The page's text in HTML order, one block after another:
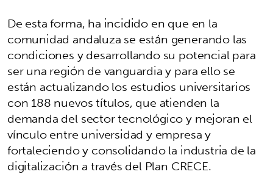
De esta forma, ha incidido en que en la
comunidad andaluza se están generando las
condiciones y desarrollando su potencial para
ser una región de vanguardia y para ello se
están actualizando los estudios universitarios
con 188 nuevos títulos, que atienden la
demanda del sector tecnológico y mejoran el
vínculo entre universidad y empresa y
fortaleciendo y consolidando la industria de la
digitalización a través del Plan CRECE.